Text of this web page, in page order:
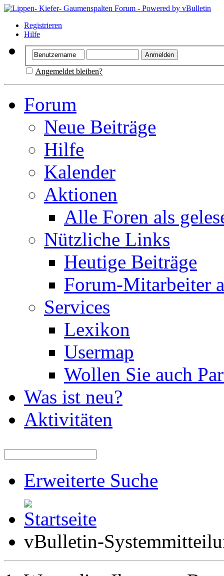
Registrieren
Hilfe
Angemeldet bleiben?
Forum
Neue Beiträge
Hilfe
Kalender
Aktionen
Alle Foren als
Nützliche Links
Heutige Beiträge
Forum-Mitarbeiter
Services
Lexikon
Usermap
Wollen Sie auch
Was ist neu?
Aktivitäten
Erweiterte Suche
vBulletin-